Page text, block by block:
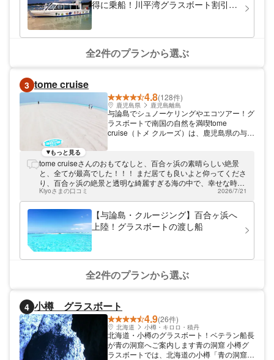
カップル旅行の“ハイライト”になる時間を、
得に乗船！川平湾グラスボート割引乗
全2件のプランから選ぶ
3 tome cruise
4.8(128件)
鹿児島県 鹿児島離島
与論島でシュノーケリングやエコツアー！グ
ラスボートで南国の自然を満喫tome
cruise（トメ クルーズ）は、鹿児島県の与論
合ヶ丘上陸や海中公園シュノーケリングを満
喫できます。店名の由来でもある福留船長
が、ゲストの体験を丁寧にサポート。南国な
らではの自然に囲まれ、時間を忘れていただ
けます。
もっと見る
tome cruiseさんのおもてなしと、百合ヶ浜の素晴らしい絶景
と、全てが最高でした！！！ まだ居ても良いよと仰ってくださ
り、百合ヶ浜の絶景と透明な綺麗すぎる海の中で、幸せな時間
をたっぷり過ごさせいただき、大きな海亀まで見る事ができ
て、感動しました！次に与論島へ来る時も、tomecruiseさんの
ツアーをリピートします！tomecruiseさんのサービス精神が本
当に素晴らしいです。楽しい時間をありがとうございまし
た！！
Kiyoさまの口コミ 2026/7/21
【与論島・クルージング】百合ヶ浜へ
上陸！グラスボートの渡し船
全2件のプランから選ぶ
4 小樽 グラスボート
4.9(26件)
北海道 小樽・キロロ・積丹
北海道・小樽のグラスボート！ベテラン船長
が青の洞窟へご案内します青の洞窟 小樽グ
ラスボートでは、北海道の小樽「青の洞窟ツ